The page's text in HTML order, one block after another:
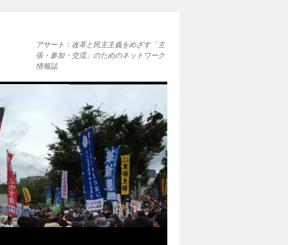
アサート：改革と民主主義をめざす「主
張・参加・交流」のためのネットワーク
情報誌